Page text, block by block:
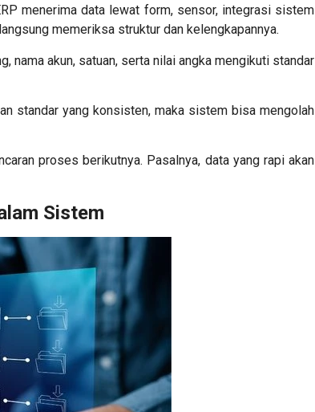
menerima data lewat form, sensor, integrasi sistem
memeriksa struktur dan kelengkapannya.
nama akun, satuan, serta nilai angka mengikuti standar
standar yang konsisten, maka sistem bisa mengolah
proses berikutnya. Pasalnya, data yang rapi akan
Sistem